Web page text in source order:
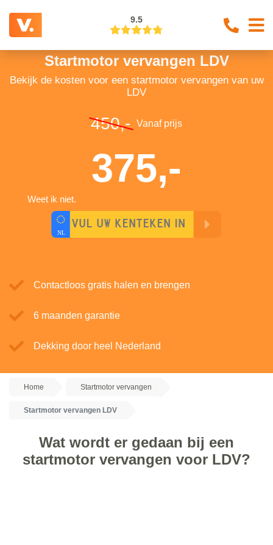
9.5
Startmotor vervangen LDV
Bekijk de kosten voor een startmotor vervangen van uw
LDV
450,- Vanaf prijs
375,-
Weet ik niet.
Contactloos gratis halen en brengen
6 maanden garantie
Dekking door heel Nederland
Home Startmotor vervangen
Startmotor vervangen LDV
Wat wordt er gedaan bij een
startmotor vervangen voor LDV?